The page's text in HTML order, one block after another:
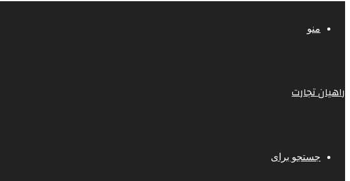
منو
راهیان تجارت
جستجو برای